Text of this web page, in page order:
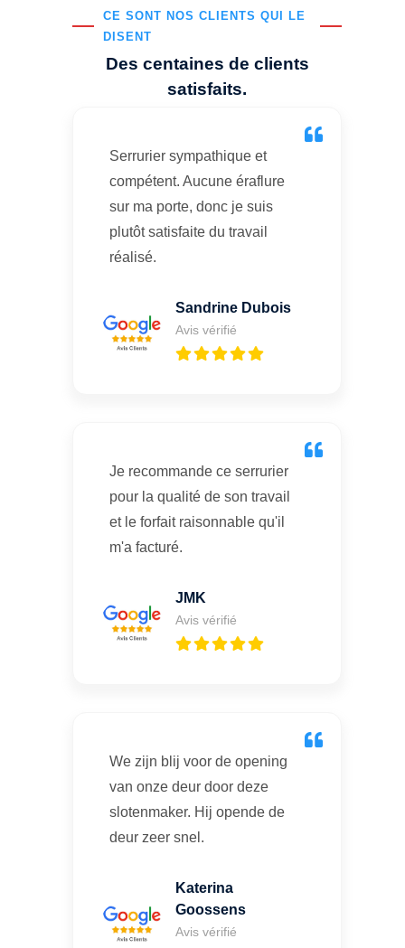
CE SONT NOS CLIENTS QUI LE
DISENT
Des centaines de clients
satisfaits.
Serrurier sympathique et
compétent. Aucune éraflure
sur ma porte, donc je suis
plutôt satisfaite du travail
réalisé.
Sandrine Dubois
Avis vérifié
Je recommande ce serrurier
pour la qualité de son travail
et le forfait raisonnable qu'il
m'a facturé.
JMK
Avis vérifié
We zijn blij voor de opening
van onze deur door deze
slotenmaker. Hij opende de
deur zeer snel.
Katerina
Goossens
Avis vérifié